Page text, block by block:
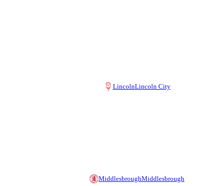
LincolnLincoln City
MiddlesbroughMiddlesbrough